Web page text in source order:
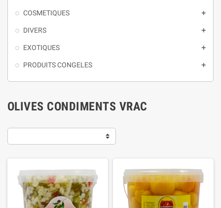
COSMETIQUES 
DIVERS 
EXOTIQUES 
PRODUITS CONGELES 
OLIVES CONDIMENTS VRAC